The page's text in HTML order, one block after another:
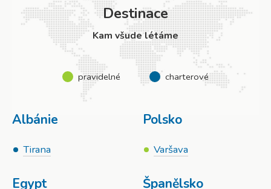
Destinace
Kam všude létáme
pravidelné charterové
Albánie
Tirana
Egypt
Polsko
Varšava
Španělsko